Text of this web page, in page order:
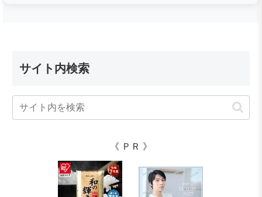
サイト内検索
《 ＰＲ 》